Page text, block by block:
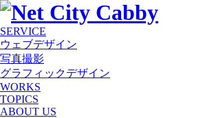
SERVICE
ウェブデザイン
写真撮影
グラフィックデザイン
WORKS
TOPICS
ABOUT US